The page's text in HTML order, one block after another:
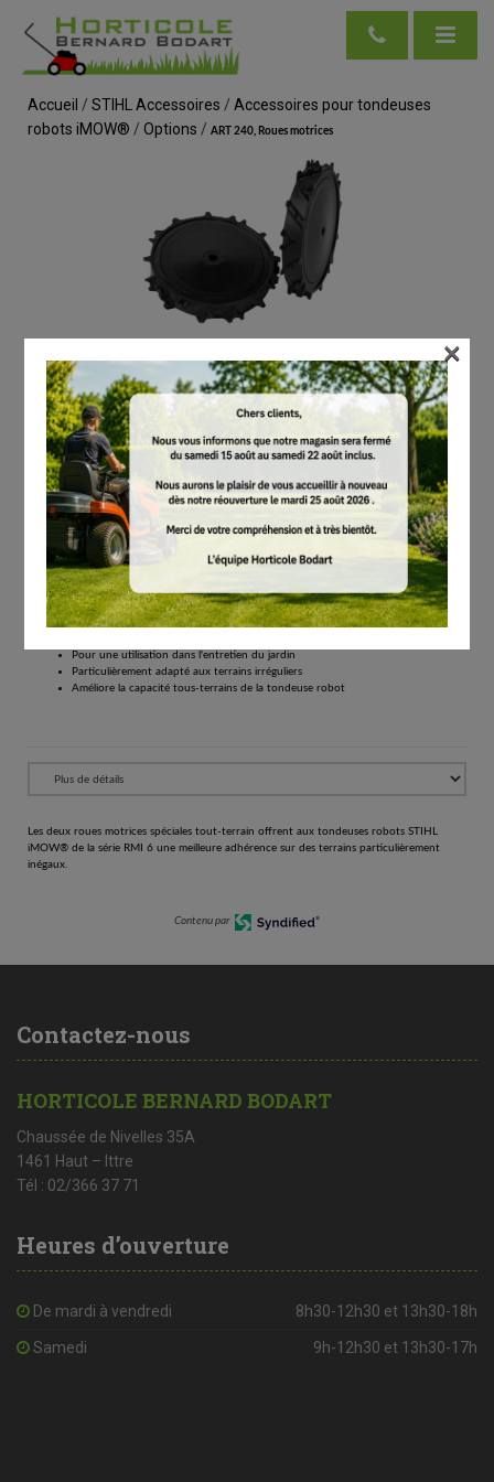
Accueil / STIHL Accessoires / Accessoires pour tondeuses
robots iMOW® / Options / ART 240, Roues motrices
STIHL
ART 240, Roues motrices
# 69097000412
Options
52.50
Tous les prix comprennent la TVA de 21%.
Réserver
Pour la série RMI 6
Pour une utilisation dans l'entretien du jardin
Particulièrement adapté aux terrains irréguliers
Améliore la capacité tous-terrains de la tondeuse robot
Les deux roues motrices spéciales tout-terrain offrent aux tondeuses robots STIHL
iMOW® de la série RMI 6 une meilleure adhérence sur des terrains particulièrement
inégaux.
Contenu par
Contactez-nous
HORTICOLE BERNARD BODART
Chaussée de Nivelles 35A
1461 Haut – Ittre
Tél : 02/366 37 71
Heures d’ouverture
De mardi à vendredi 8h30-12h30 et 13h30-18h
Samedi 9h-12h30 et 13h30-17h
×